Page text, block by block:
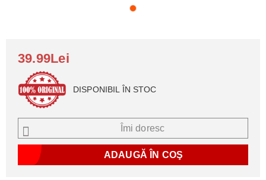
39.99Lei
DISPONIBIL ÎN STOC
Îmi doresc